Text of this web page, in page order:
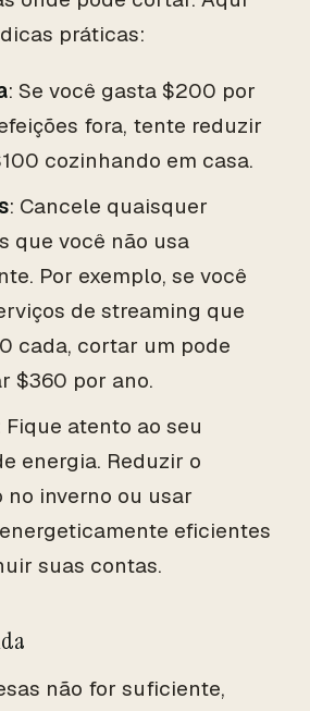
práticas:
: Se você gasta $200 por
fora, tente reduzir
cozinhando em casa.
: Cancele quaisquer
que você não usa
Por exemplo, se você
de streaming que
cada, cortar um pode
$360 por ano.
Fique atento ao seu
energia. Reduzir o
inverno ou usar
eficientes
suas contas.
não for suficiente,